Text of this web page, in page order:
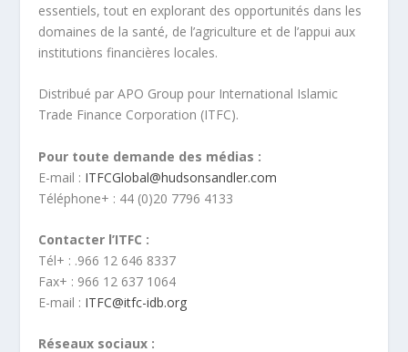
essentiels, tout en explorant des opportunités dans les
domaines de la santé, de l’agriculture et de l’appui aux
institutions financières locales.
Distribué par APO Group pour International Islamic
Trade Finance Corporation (ITFC).
Pour toute demande des médias :
E-mail : ITFCGlobal@hudsonsandler.com
Téléphone: + 44 (0)20 7796 4133
Contacter l’ITFC :
Tél. : +966 12 646 8337
Fax: + 966 12 637 1064
E-mail : ITFC@itfc-idb.org
Réseaux sociaux :